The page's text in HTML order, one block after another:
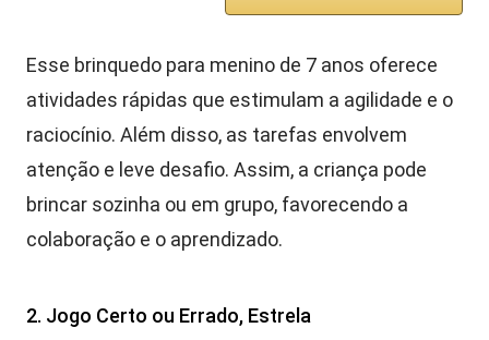
Esse brinquedo para menino de 7 anos oferece
atividades rápidas que estimulam a agilidade e o
raciocínio. Além disso, as tarefas envolvem
atenção e leve desafio. Assim, a criança pode
brincar sozinha ou em grupo, favorecendo a
colaboração e o aprendizado.
2. Jogo Certo ou Errado, Estrela